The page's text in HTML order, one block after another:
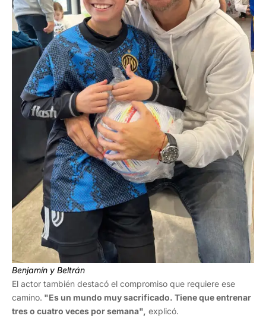
Benjamín y Beltrán
El actor también destacó el compromiso que requiere ese
camino. "Es un mundo muy sacrificado. Tiene que entrenar
tres o cuatro veces por semana", explicó.